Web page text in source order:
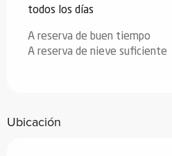
todos los días
A reserva de buen tiempo
A reserva de nieve suficiente
Ubicación